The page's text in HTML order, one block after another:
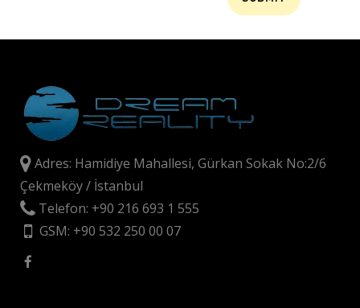
Adres: Hamidiye Mahallesi, Gürkan Sokak No:2/6
Çekmeköy / İstanbul
Telefon: +90 216 693 1 555
GSM: +90 532 250 00 07